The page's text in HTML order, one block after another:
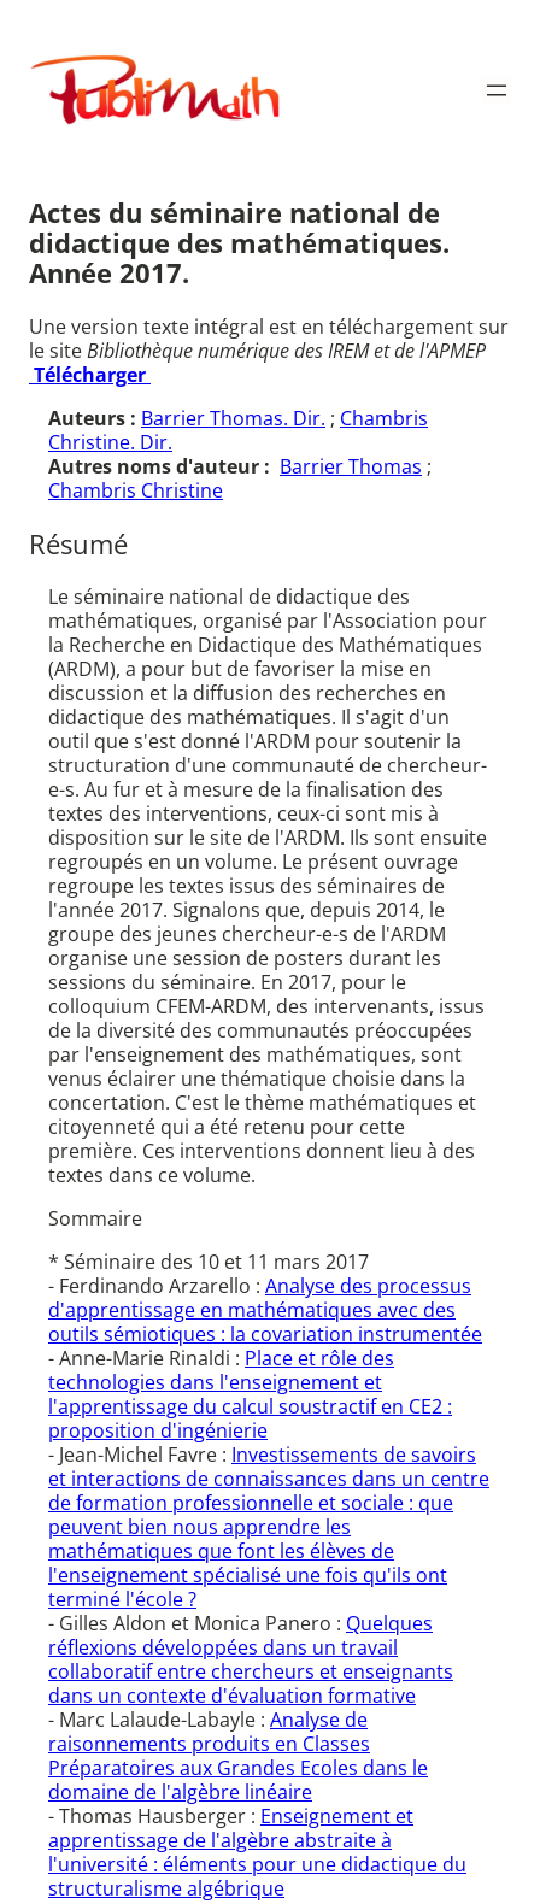
contenu
Publimath
Actes du séminaire national de
didactique des mathématiques.
Année 2017.
Une version texte intégral est en téléchargement sur
le siteBibliothèque numérique des IREM et de l'APMEP
Télécharger
Auteurs : Barrier Thomas. Dir. ; Chambris
Christine. Dir.
Autres noms d'auteur : Barrier Thomas ;
Chambris Christine
Résumé
Le séminaire national de didactique des
mathématiques, organisé par l'Association pour
la Recherche en Didactique des Mathématiques
(ARDM), a pour but de favoriser la mise en
discussion et la diffusion des recherches en
didactique des mathématiques. Il s'agit d'un
outil que s'est donné l'ARDM pour soutenir la
structuration d'une communauté de chercheur-
e-s. Au fur et à mesure de la finalisation des
textes des interventions, ceux-ci sont mis à
disposition sur le site de l'ARDM. Ils sont ensuite
regroupés en un volume. Le présent ouvrage
regroupe les textes issus des séminaires de
l'année 2017. Signalons que, depuis 2014, le
groupe des jeunes chercheur-e-s de l'ARDM
organise une session de posters durant les
sessions du séminaire. En 2017, pour le
colloquium CFEM-ARDM, des intervenants, issus
de la diversité des communautés préoccupées
par l'enseignement des mathématiques, sont
venus éclairer une thématique choisie dans la
concertation. C'est le thème mathématiques et
citoyenneté qui a été retenu pour cette
première. Ces interventions donnent lieu à des
textes dans ce volume.
Sommaire
* Séminaire des 10 et 11 mars 2017
- Ferdinando Arzarello : Analyse des processus
d'apprentissage en mathématiques avec des
outils sémiotiques : la covariation instrumentée
- Anne-Marie Rinaldi : Place et rôle des
technologies dans l'enseignement et
l'apprentissage du calcul soustractif en CE2 :
proposition d'ingénierie
- Jean-Michel Favre : Investissements de savoirs
et interactions de connaissances dans un centre
de formation professionnelle et sociale : que
peuvent bien nous apprendre les
mathématiques que font les élèves de
l'enseignement spécialisé une fois qu'ils ont
terminé l'école ?
- Gilles Aldon et Monica Panero : Quelques
réflexions développées dans un travail
collaboratif entre chercheurs et enseignants
dans un contexte d'évaluation formative
- Marc Lalaude-Labayle : Analyse de
raisonnements produits en Classes
Préparatoires aux Grandes Ecoles dans le
domaine de l'algèbre linéaire
- Thomas Hausberger : Enseignement et
apprentissage de l'algèbre abstraite à
l'université : éléments pour une didactique du
structuralisme algébrique